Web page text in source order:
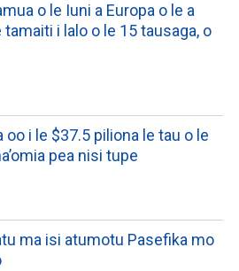
o le Iuni a Europa o le a
i lalo o le 15 tausaga, o
oo i le $37.5 piliona le tau o le
pea nisi tupe
ma isi atumotu Pasefika mo